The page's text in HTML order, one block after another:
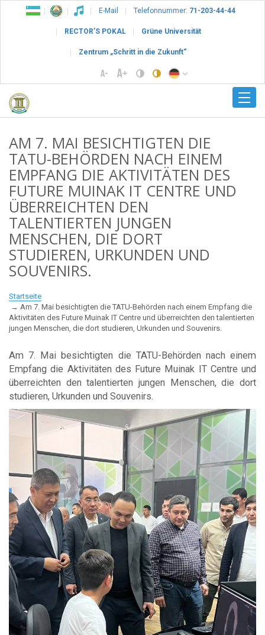
E-Mail Telefonnummer: 71-203-44-44
RECTOR’S POKAL Grüne Universität
Zentrum „Schritt in die Zukunft“
AM 7. MAI BESICHTIGTEN DIE
TATU-BEHÖRDEN NACH EINEM
EMPFANG DIE AKTIVITÄTEN DES
FUTURE MUINAK IT CENTRE UND
ÜBERREICHTEN DEN
TALENTIERTEN JUNGEN
MENSCHEN, DIE DORT
STUDIEREN, URKUNDEN UND
SOUVENIRS.
Startseite
Am 7. Mai besichtigten die TATU-Behörden nach einem Empfang die
Aktivitäten des Future Muinak IT Centre und überreichten den talentierten
jungen Menschen, die dort studieren, Urkunden und Souvenirs.
Am 7. Mai besichtigten die TATU-Behörden nach einem
Empfang die Aktivitäten des Future Muinak IT Centre und
überreichten den talentierten jungen Menschen, die dort
studieren, Urkunden und Souvenirs.